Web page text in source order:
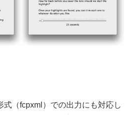
（fcpxml）での出力にも対応し